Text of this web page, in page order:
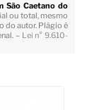
São Caetano do
ou total, mesmo
do autor. Plágio é
– Lei n° 9.610-